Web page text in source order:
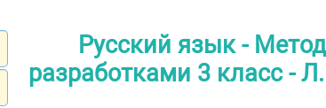
Русский язык -
разработками 3 класс -